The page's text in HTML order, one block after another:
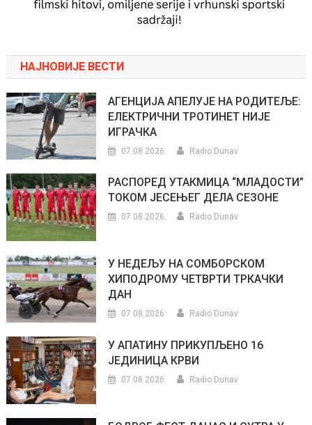
НАЈНОВИЈЕ ВЕСТИ
АГЕНЦИЈА АПЕЛУЈЕ НА РОДИТЕЉЕ:
ЕЛЕКТРИЧНИ ТРОТИНЕТ НИЈЕ
ИГРАЧКА
07.08.2026. Radio Dunav
РАСПОРЕД УТАКМИЦА “МЛАДОСТИ”
ТОКОМ ЈЕСЕЊЕГ ДЕЛА СЕЗОНЕ
07.08.2026. Radio Dunav
У НЕДЕЉУ НА СОМБОРСКОМ
ХИПОДРОМУ ЧЕТВРТИ ТРКАЧКИ
ДАН
07.08.2026. Radio Dunav
У АПАТИНУ ПРИКУПЉЕНО 16
ЈЕДИНИЦА КРВИ
07.08.2026. Radio Dunav